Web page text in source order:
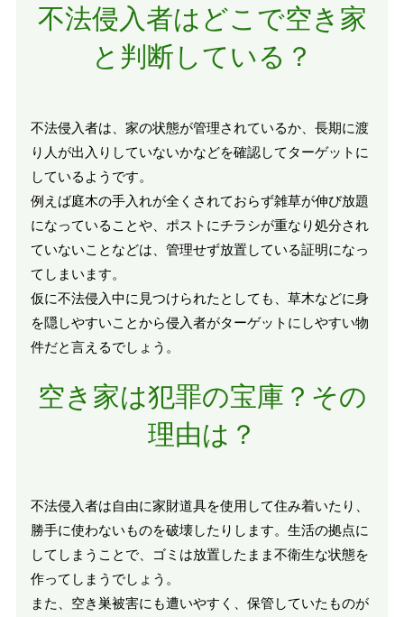
不法侵入者はどこで空き家
と判断している？
不法侵入者は、家の状態が管理されているか、長期に渡
り人が出入りしていないかなどを確認してターゲットに
しているようです。
例えば庭木の手入れが全くされておらず雑草が伸び放題
になっていることや、ポストにチラシが重なり処分され
ていないことなどは、管理せず放置している証明になっ
てしまいます。
仮に不法侵入中に見つけられたとしても、草木などに身
を隠しやすいことから侵入者がターゲットにしやすい物
件だと言えるでしょう。
空き家は犯罪の宝庫？その
理由は？
不法侵入者は自由に家財道具を使用して住み着いたり、
勝手に使わないものを破壊したりします。生活の拠点に
してしまうことで、ゴミは放置したまま不衛生な状態を
作ってしまうでしょう。
また、空き巣被害にも遭いやすく、保管していたものが